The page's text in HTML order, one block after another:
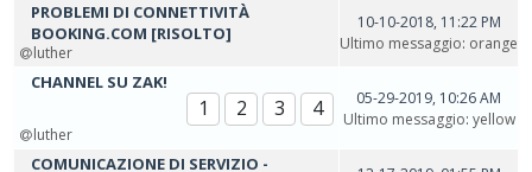
PROBLEMI DI CONNETTIVITÀ
BOOKING.COM [RISOLTO]
luther
10-10-2018, 11:22 PM
Ultimo messaggio: orange
CHANNEL SU ZAK!
1 2 3 4
luther
05-29-2019, 10:26 AM
Ultimo messaggio: yellow
COMUNICAZIONE DI SERVIZIO -